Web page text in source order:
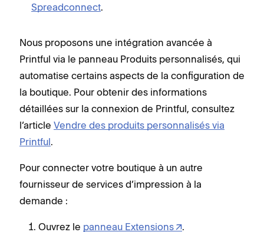
Spreadconnect.
Nous proposons une intégration avancée à
Printful via le panneau Produits personnalisés, qui
automatise certains aspects de la configuration de
la boutique. Pour obtenir des informations
détaillées sur la connexion de Printful, consultez
l’article Vendre des produits personnalisés via
Printful.
Pour connecter votre boutique à un autre
fournisseur de services d’impression à la
demande :
Ouvrez le panneau Extensions .